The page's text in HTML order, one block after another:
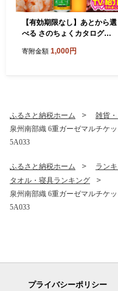
【有効期限なし】あとから選
べる さのちょくカタログ
佐野市 ふるさとギフト 4000
寄附金額 1,000円
ふるさと納税ホーム 雑貨
泉州南部織 6重ガーゼマルチケ
5A033
ふるさと納税ホーム ラン
タオル・寝具ランキング
泉州南部織 6重ガーゼマルチケ
5A033
プライバシーポリシー